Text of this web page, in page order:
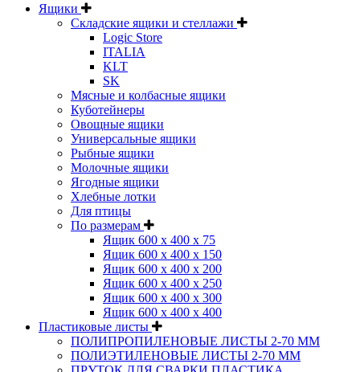
Ящики
Складские ящики и стеллажи
Logic Store
ITALIA
KLT
SK
Мясные и колбасные ящики
Куботейнеры
Овощные ящики
Универсальные ящики
Рыбные ящики
Молочные ящики
Ягодные ящики
Хлебные лотки
Для птицы
По размерам
Ящик 600 х 400 х 75
Ящик 600 х 400 х 150
Ящик 600 х 400 х 200
Ящик 600 х 400 х 250
Ящик 600 х 400 х 300
Ящик 600 х 400 х 400
Пластиковые листы
ПОЛИПРОПИЛЕНОВЫЕ ЛИСТЫ 2-70 ММ
ПОЛИЭТИЛЕНОВЫЕ ЛИСТЫ 2-70 ММ